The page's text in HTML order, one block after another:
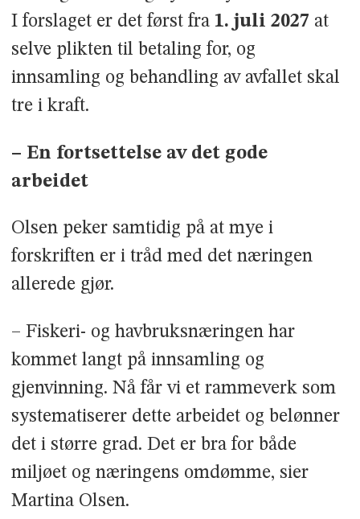
I forslaget er det først fra 1. juli 2027 at
selve plikten til betaling for, og
innsamling og behandling av avfallet skal
tre i kraft.
– En fortsettelse av det gode
arbeidet
Olsen peker samtidig på at mye i
forskriften er i tråd med det næringen
allerede gjør.
– Fiskeri- og havbruksnæringen har
kommet langt på innsamling og
gjenvinning. Nå får vi et rammeverk som
systematiserer dette arbeidet og belønner
det i større grad. Det er bra for både
miljøet og næringens omdømme, sier
Martina Olsen.